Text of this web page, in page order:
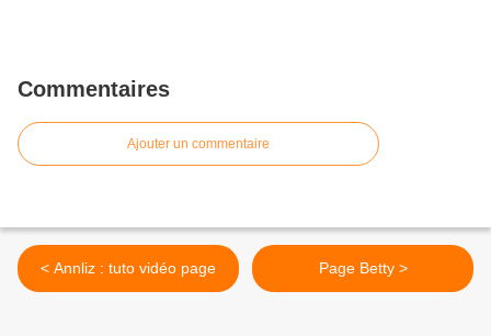
Commentaires
Ajouter un commentaire
< Annliz : tuto vidéo page Page Betty >